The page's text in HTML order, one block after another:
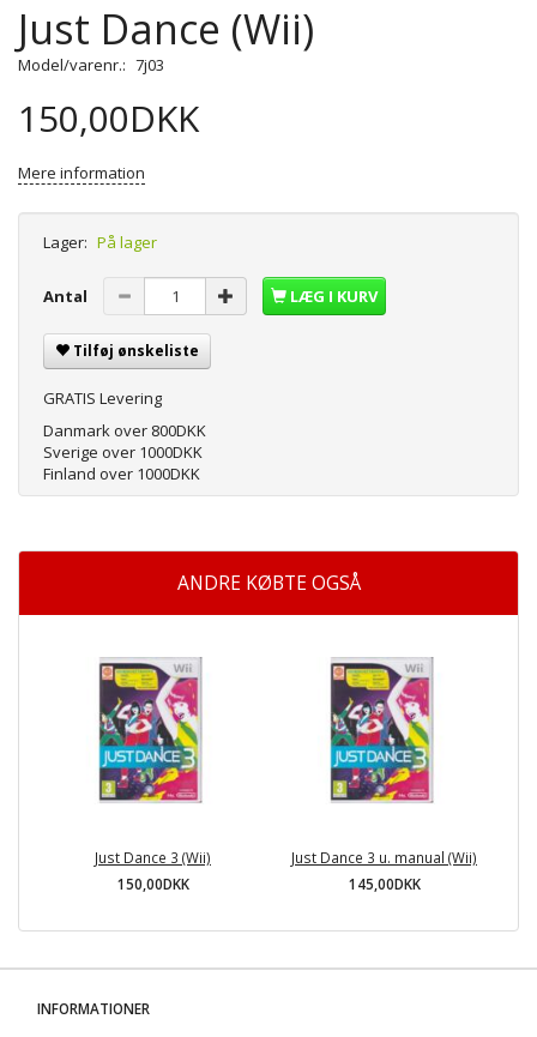
Just Dance (Wii)
Model/varenr.: 7j03
150,00DKK
Mere information
Lager: På lager
Antal LÆG I KURV
Tilføj ønskeliste
GRATIS Levering
Danmark over 800DKK
Sverige over 1000DKK
Finland over 1000DKK
ANDRE KØBTE OGSÅ
Just Dance 3 (Wii)
150,00DKK
Just Dance 3 u. manual (Wii)
145,00DKK
INFORMATIONER